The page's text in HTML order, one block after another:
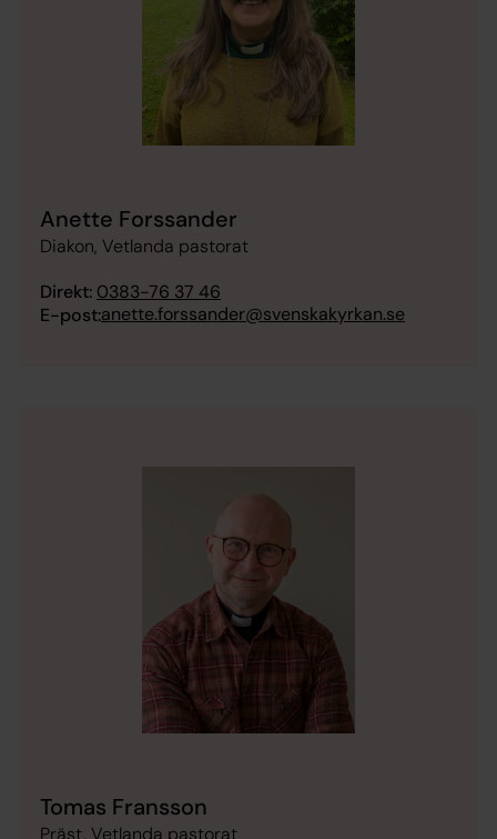
Anette Forssander
Diakon, Vetlanda pastorat
Direkt: 0383-76 37 46
E-post:anette.forssander@svenskakyrkan.se
Tomas Fransson
Präst, Vetlanda pastorat